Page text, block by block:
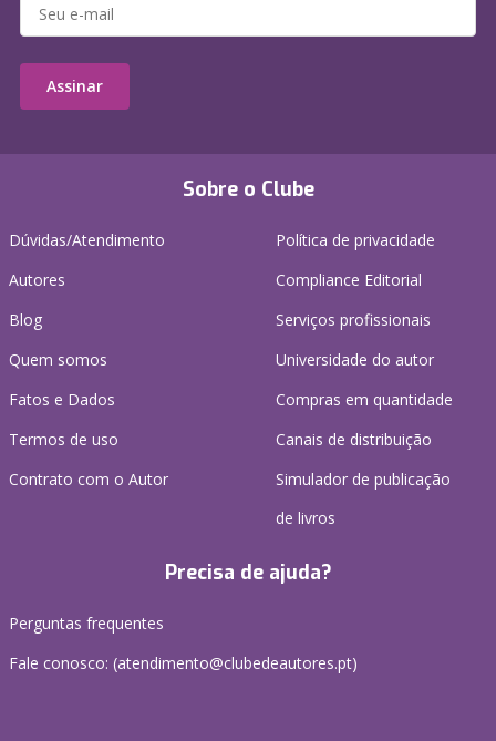
Sobre o Clube
Dúvidas/Atendimento
Autores
Blog
Quem somos
Fatos e Dados
Termos de uso
Contrato com o Autor
Política de privacidade
Compliance Editorial
Serviços profissionais
Universidade do autor
Compras em quantidade
Canais de distribuição
Simulador de publicação
de livros
Precisa de ajuda?
Perguntas frequentes
Fale conosco: (atendimento@clubedeautores.pt)
Assinar